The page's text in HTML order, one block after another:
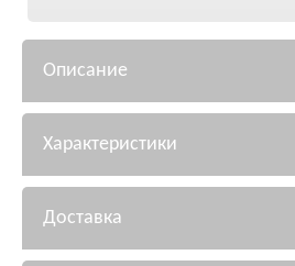
Описание
Характеристики
Доставка